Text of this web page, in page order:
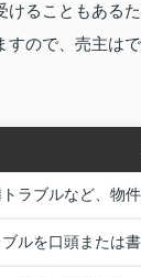
けることもある
すので、売主は
ラブルなど、物
ブルを口頭または